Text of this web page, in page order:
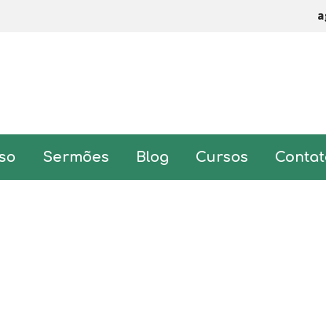
Sermões Blog Cursos